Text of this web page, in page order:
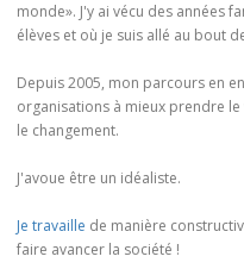
monde». J'y ai vécu des années
élèves et où je suis allé au bout
Depuis 2005, mon parcours en
organisations à mieux prendre
le changement.
J'avoue être un idéaliste.
Je travaille de manière
faire avancer la société !